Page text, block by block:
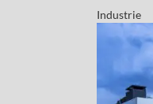
Industrie